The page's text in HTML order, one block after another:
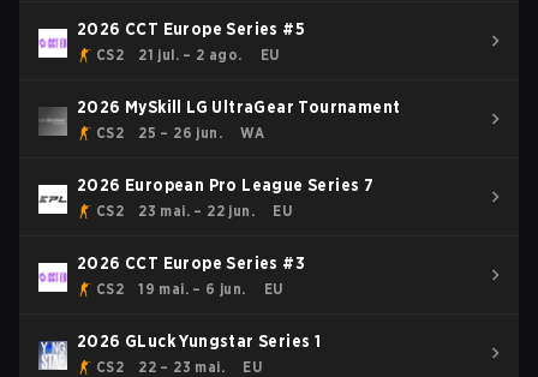
2026 CCT Europe Series #5
CS2 21 jul. – 2 ago. EU
2026 MySkill LG UltraGear Tournament
CS2 25 – 26 jun. WA
2026 European Pro League Series 7
CS2 23 mai. – 22 jun. EU
2026 CCT Europe Series #3
CS2 19 mai. – 6 jun. EU
2026 GLuck Yungstar Series 1
CS2 22 – 23 mai. EU